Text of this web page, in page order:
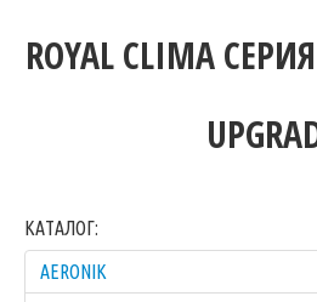
ROYAL CLIMA
КАТАЛОГ:
AERONIK